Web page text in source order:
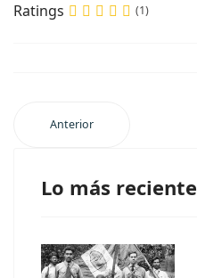
Ratings (1)
Anterior
Lo más reciente